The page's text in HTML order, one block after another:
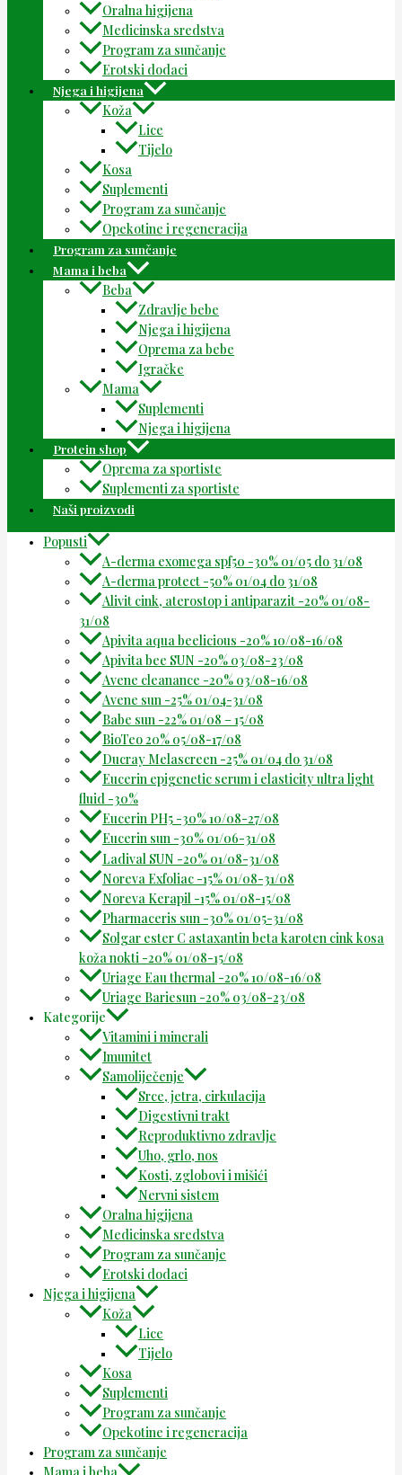
Oralna higijena
Medicinska sredstva
Program za sunčanje
Erotski dodaci
Njega i higijena
Koža
Lice
Tijelo
Kosa
Suplementi
Program za sunčanje
Opekotine i regeneracija
Program za sunčanje
Mama i beba
Beba
Zdravlje bebe
Njega i higijena
Oprema za bebe
Igračke
Mama
Suplementi
Njega i higijena
Protein shop
Oprema za sportiste
Suplementi za sportiste
Naši proizvodi
Popusti
A-derma exomega spf50 -30% 01/05 do 31/08
A-derma protect -50% 01/04 do 31/08
Alivit cink, aterostop i antiparazit -20% 01/08-
31/08
Apivita aqua beelicious -20% 10/08-16/08
Apivita bee SUN -20% 03/08-23/08
Avene cleanance -20% 03/08-16/08
Avene sun -25% 01/04-31/08
Babe sun -22% 01/08 – 15/08
BioTeo 20% 05/08-17/08
Ducray Melascreen -25% 01/04 do 31/08
Eucerin epigenetic serum i elasticity ultra light
fluid -30%
Eucerin PH5 -30% 10/08-27/08
Eucerin sun -30% 01/06-31/08
Ladival SUN -20% 01/08-31/08
Noreva Exfoliac -15% 01/08-31/08
Noreva Kerapil -15% 01/08-15/08
Pharmaceris sun -30% 01/05-31/08
Solgar ester C astaxantin beta karoten cink kosa
koža nokti -20% 01/08-15/08
Uriage Eau thermal -20% 10/08-16/08
Uriage Bariesun -20% 03/08-23/08
Kategorije
Vitamini i minerali
Imunitet
Samoliječenje
Srce, jetra, cirkulacija
Digestivni trakt
Reproduktivno zdravlje
Uho, grlo, nos
Kosti, zglobovi i mišići
Nervni sistem
Oralna higijena
Medicinska sredstva
Program za sunčanje
Erotski dodaci
Njega i higijena
Koža
Lice
Tijelo
Kosa
Suplementi
Program za sunčanje
Opekotine i regeneracija
Program za sunčanje